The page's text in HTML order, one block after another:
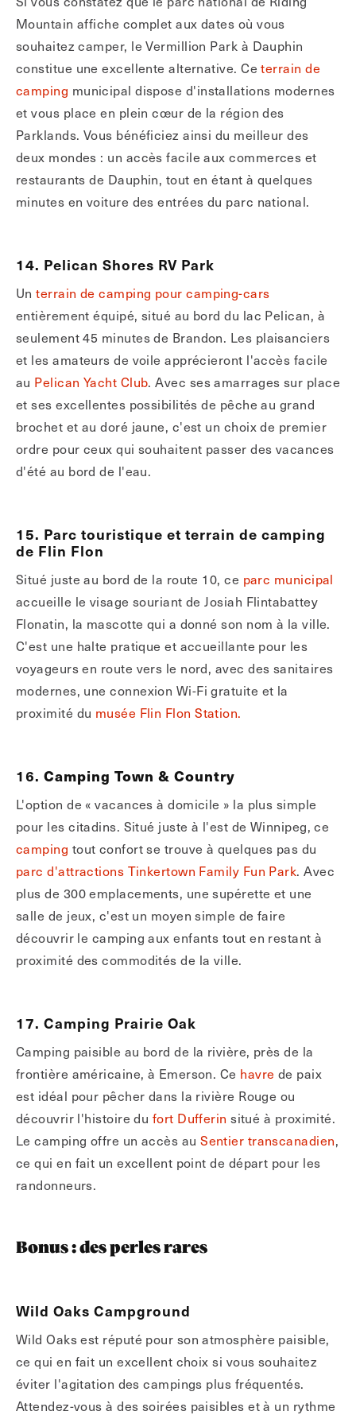
Mountain affiche complet aux dates où vous
souhaitez camper, le Vermillion Park à Dauphin
constitue une excellente alternative. Ce terrain de
camping municipal dispose d'installations modernes
et vous place en plein cœur de la région des
Parklands. Vous bénéficiez ainsi du meilleur des
deux mondes : un accès facile aux commerces et
restaurants de Dauphin, tout en étant à quelques
minutes en voiture des entrées du parc national.
14. Pelican Shores RV Park
Unterrain de camping pour camping-cars
entièrement équipé, situé au bord du lac Pelican, à
seulement 45 minutes de Brandon. Les plaisanciers
et les amateurs de voile apprécieront l'accès facile
au Pelican Yacht Club. Avec ses amarrages sur place
et ses excellentes possibilités de pêche au grand
brochet et au doré jaune, c'est un choix de premier
ordre pour ceux qui souhaitent passer des vacances
d'été au bord de l'eau.
15. Parc touristique et terrain de camping
de Flin Flon
Situé juste au bord de la route 10, ce parc municipal
accueille le visage souriant de Josiah Flintabattey
Flonatin, la mascotte qui a donné son nom à la ville.
C'est une halte pratique et accueillante pour les
voyageurs en route vers le nord, avec des sanitaires
modernes, une connexion Wi-Fi gratuite et la
proximité du musée Flin Flon Station.
16. Camping Town & Country
L'option de « vacances à domicile » la plus simple
pour les citadins. Situé juste à l'est de Winnipeg, ce
camping tout confort se trouve à quelques pas du
parc d'attractions Tinkertown Family Fun Park. Avec
plus de 300 emplacements, une supérette et une
salle de jeux, c'est un moyen simple de faire
découvrir le camping aux enfants tout en restant à
proximité des commodités de la ville.
17. Camping Prairie Oak
Camping paisible au bord de la rivière, près de la
frontière américaine, à Emerson. Ce havre de paix
est idéal pour pêcher dans la rivière Rouge ou
découvrir l'histoire du fort Dufferin situé à proximité.
Le camping offre un accès auSentier transcanadien,
ce qui en fait un excellent point de départ pour les
randonneurs.
Bonus : des perles rares
Wild Oaks Campground
Wild Oaks est réputé pour son atmosphère paisible,
ce qui en fait un excellent choix si vous souhaitez
éviter l'agitation des campings plus fréquentés.
Attendez-vous à des soirées paisibles et à un rythme